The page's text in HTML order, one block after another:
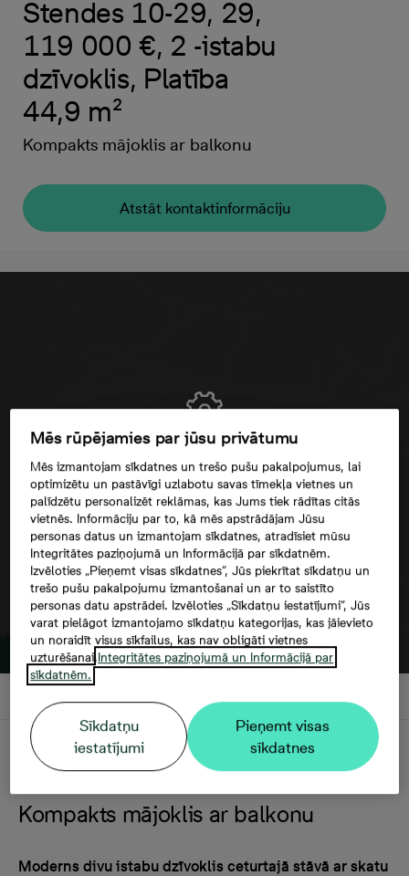
Stendes 10-29, 29,
119 000 €, 2 -istabu
dzīvoklis, Platība
44,9 m²
Kompakts mājoklis ar balkonu
Atstāt kontaktinformāciju
Google maps trešās puses datu
izmantošana
Apraksts
Kompakts mājoklis ar balkonu
Moderns divu istabu dzīvoklis ceturtajā stāvā ar skatu
Mēs rūpējamies par jūsu privātumu
Mēs izmantojam sīkdatnes un trešo pušu pakalpojumus, lai
optimizētu un pastāvīgi uzlabotu savas tīmekļa vietnes un
palīdzētu personalizēt reklāmas, kas Jums tiek rādītas citās
vietnēs. Informāciju par to, kā mēs apstrādājam Jūsu
personas datus un izmantojam sīkdatnes, atradīsiet mūsu
Integritātes paziņojumā un Informācijā par sīkdatnēm.
Izvēloties „Pieņemt visas sīkdatnes”, Jūs piekrītat sīkdatņu un
trešo pušu pakalpojumu izmantošanai un ar to saistīto
personas datu apstrādei. Izvēloties „Sīkdatņu iestatījumi”, Jūs
varat pielāgot izmantojamo sīkdatņu kategorijas, kas jāievieto
un noraidīt visus sīkfailus, kas nav obligāti vietnes
uzturēšanai.Integritātes paziņojumā un Informācijā par
sīkdatnēm.
Sīkdatņu
iestatījumi
Pieņemt visas
sīkdatnes